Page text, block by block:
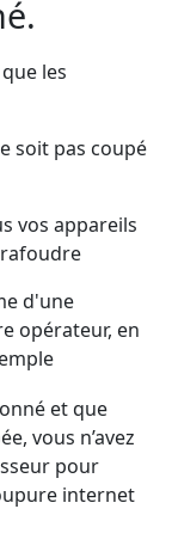
les
soit pas coupé
vos appareils
d'une
opérateur, en
et que
vous n’avez
pour
internet